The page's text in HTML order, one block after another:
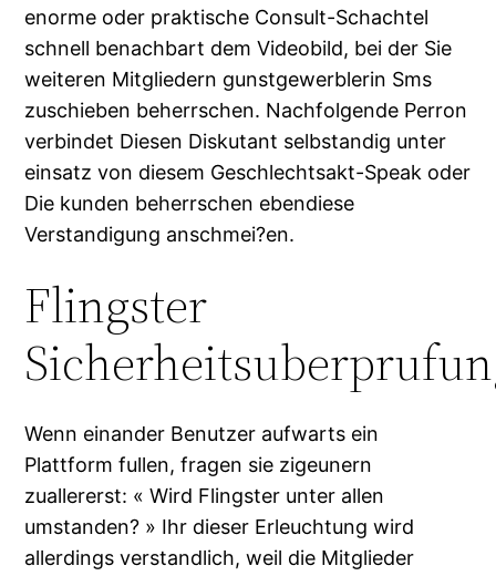
enorme oder praktische Consult-Schachtel
schnell benachbart dem Videobild, bei der Sie
weiteren Mitgliedern gunstgewerblerin Sms
zuschieben beherrschen. Nachfolgende Perron
verbindet Diesen Diskutant selbstandig unter
einsatz von diesem Geschlechtsakt-Speak oder
Die kunden beherrschen ebendiese
Verstandigung anschmei?en.
Flingster
Wenn einander Benutzer aufwarts ein
Plattform fullen, fragen sie zigeunern
zuallererst: « Wird Flingster unter allen
umstanden? » Ihr dieser Erleuchtung wird
allerdings verstandlich, weil die Mitglieder